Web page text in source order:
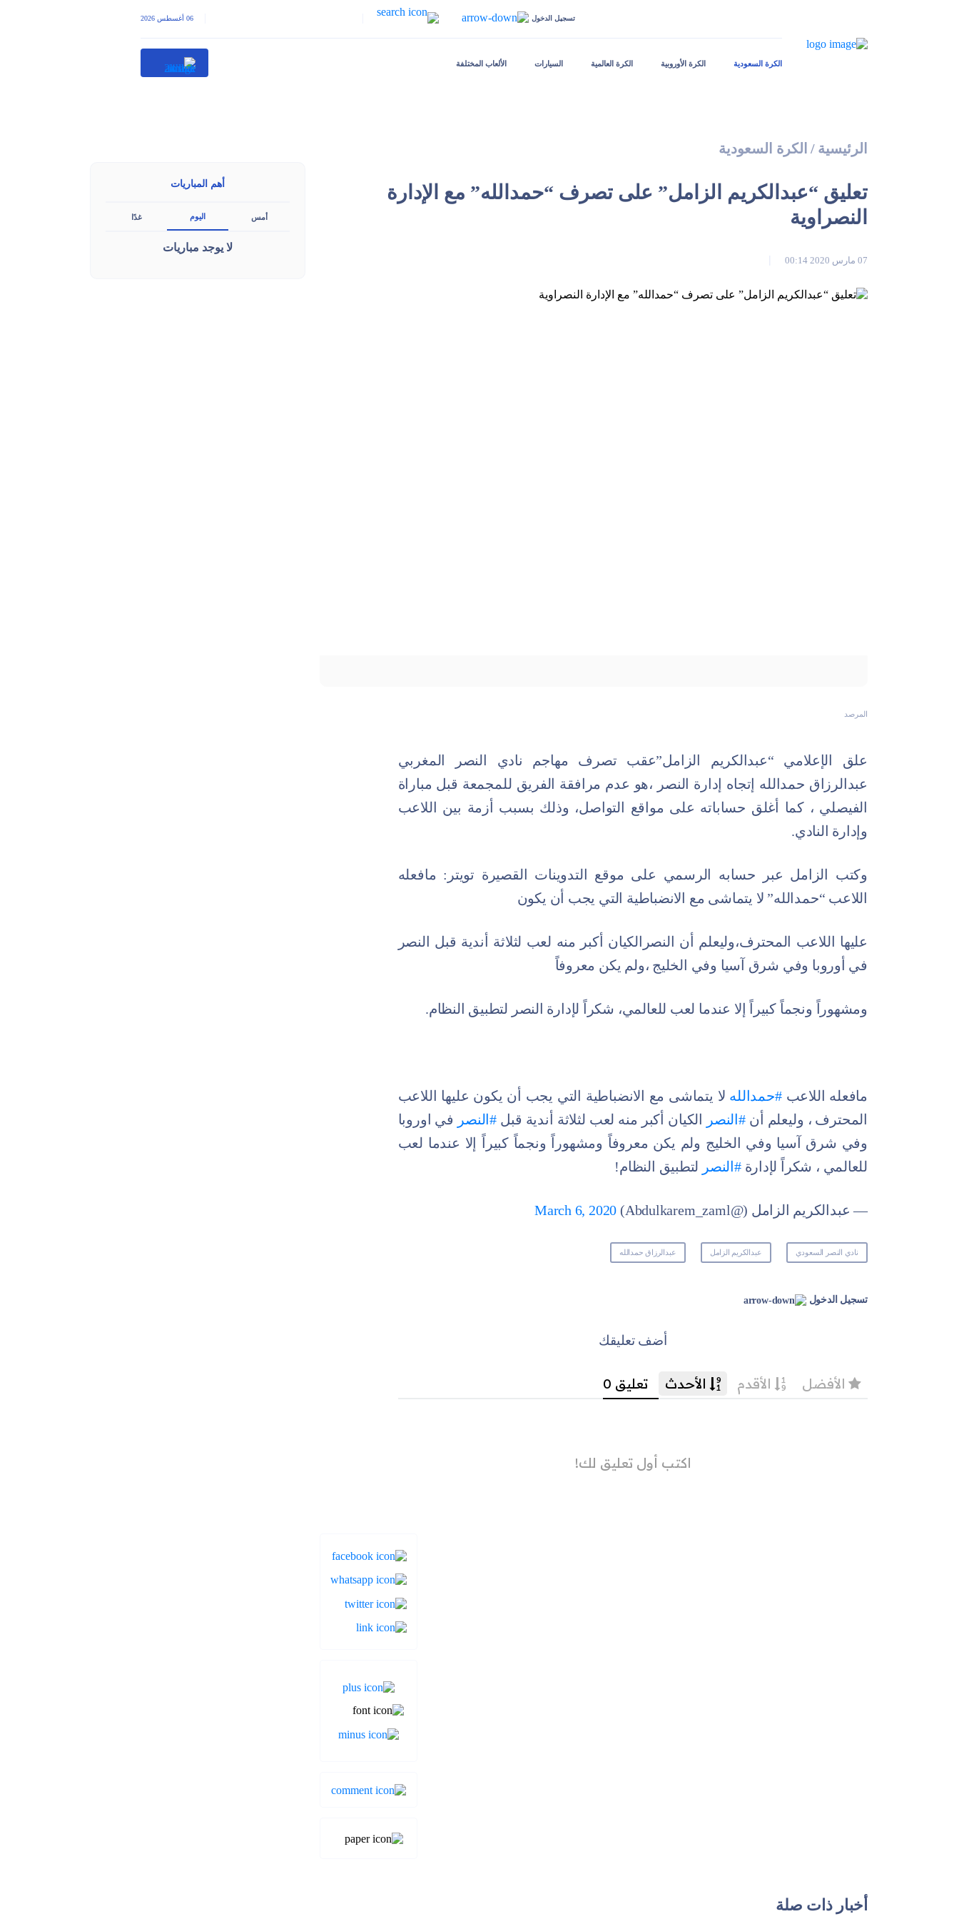
تسجيل الدخول 06 أغسطس 2026
الكرة السعودية الكرة الأوروبية الكرة العالمية السيارات الألعاب المختلفة
الرئيسية / الكرة السعودية
تعليق “عبدالكريم الزامل” على تصرف “حمدالله” مع الإدارة
النصراوية
07 مارس 2020 00:14
المرصد
علق الإعلامي “عبدالكريم الزامل”عقب تصرف مهاجم نادي النصر المغربي
عبدالرزاق حمدالله إتجاه إدارة النصر ،هو عدم مرافقة الفريق للمجمعة قبل مباراة
الفيصلي ، كما أغلق حساباته على مواقع التواصل، وذلك بسبب أزمة بين اللاعب
وإدارة النادي.
وكتب الزامل عبر حسابه الرسمي على موقع التدوينات القصيرة تويتر: مافعله
اللاعب “حمدالله” لا يتماشى مع الانضباطية التي يجب أن يكون
عليها اللاعب المحترف،وليعلم أن النصرالكيان أكبر منه لعب لثلاثة أندية قبل النصر
في أوروبا وفي شرق آسيا وفي الخليج ،ولم يكن معروفاً
ومشهوراً ونجماً كبيراً إلا عندما لعب للعالمي، شكراً لإدارة النصر لتطبيق النظام.
مافعله اللاعب#حمدالله لا يتماشى مع الانضباطية التي يجب أن يكون عليها اللاعب
المحترف ، وليعلم أن#النصر الكيان أكبر منه لعب لثلاثة أندية قبل#النصر
في اوروبا
وفي شرق آسيا وفي الخليج ولم يكن معروفاً ومشهوراً ونجماً كبيراً إلا عندما لعب
للعالمي ، شكراً لإدارة#النصر لتطبيق النظام!
— عبدالكريم الزامل (@Abdulkarem_zaml) March 6, 2020
نادي النصر السعودي عبدالكريم الزامل عبدالرزاق حمدالله
تسجيل الدخول
أضف تعليقك
أهم المباريات
أمس اليوم غدًا
لا يوجد مباريات
أخبار ذات صلة